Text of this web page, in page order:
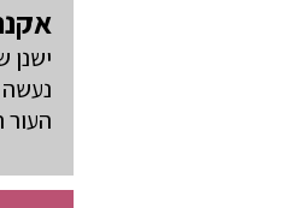
ישנן
העור